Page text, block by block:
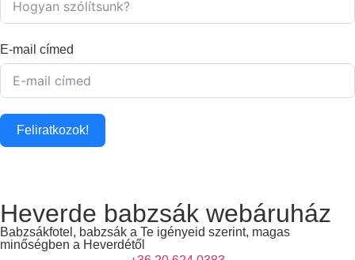
E-mail címed
Feliratkozok!
Heverde babzsák webáruház
Babzsákfotel, babzsák a Te igényeid szerint, magas
minőségben a Heverdétől